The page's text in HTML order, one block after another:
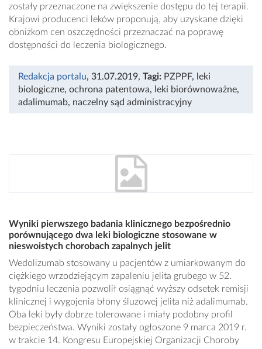
zostały przeznaczone na zwiększenie dostępu do tej terapii.
Krajowi producenci leków proponują, aby uzyskane dzięki
obniżkom cen oszczędności przeznaczać na poprawę
dostępności do leczenia biologicznego.
Redakcja portalu, 31.07.2019, Tagi: PZPPF, leki
biologiczne, ochrona patentowa, leki biorównoważne,
adalimumab, naczelny sąd administracyjny
Wyniki pierwszego badania klinicznego bezpośrednio
porównującego dwa leki biologiczne stosowane w
nieswoistych chorobach zapalnych jelit
Wedolizumab stosowany u pacjentów z umiarkowanym do
ciężkiego wrzodziejącym zapaleniu jelita grubego w 52.
tygodniu leczenia pozwolił osiągnąć wyższy odsetek remisji
klinicznej i wygojenia błony śluzowej jelita niż adalimumab.
Oba leki były dobrze tolerowane i miały podobny profil
bezpieczeństwa. Wyniki zostały ogłoszone 9 marca 2019 r.
w trakcie 14. Kongresu Europejskiej Organizacji Choroby